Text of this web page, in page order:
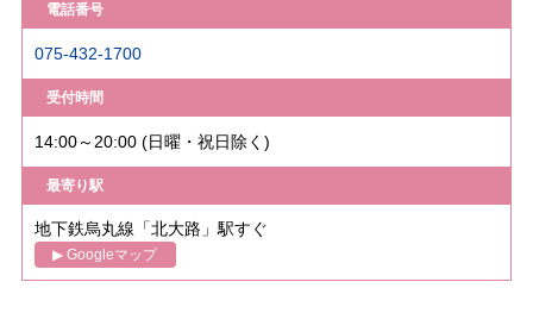
電話番号
075-432-1700
受付時間
14:00～20:00 (日曜・祝日除く)
最寄り駅
地下鉄烏丸線「北大路」駅すぐ
▶ Googleマップ